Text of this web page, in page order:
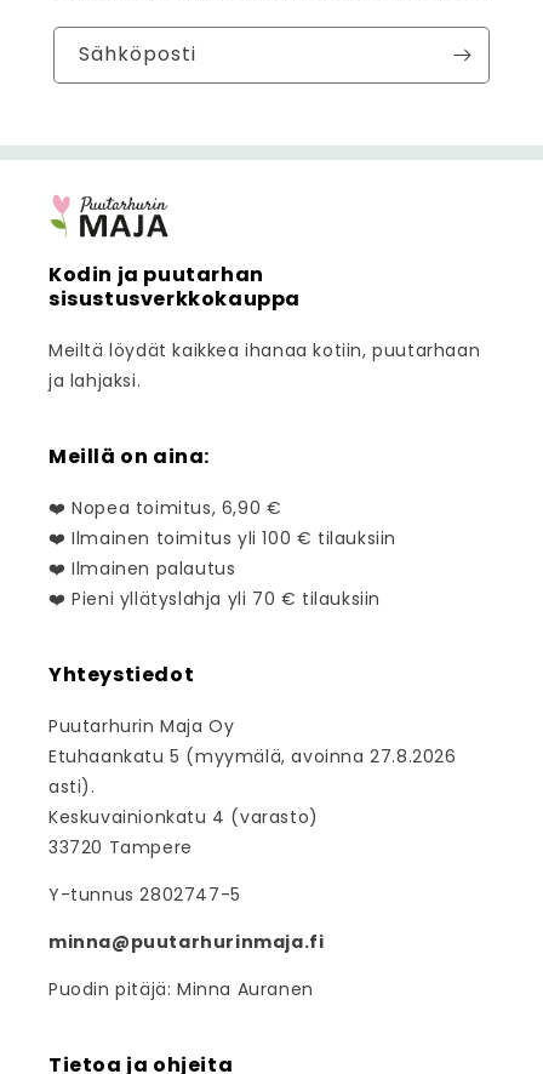
Sähköposti
Kodin ja puutarhan
sisustusverkkokauppa
Meiltä löydät kaikkea ihanaa kotiin, puutarhaan
ja lahjaksi.
Meillä on aina:
❤️ Nopea toimitus, 6,90 €
❤️ Ilmainen toimitus yli 100 € tilauksiin
❤️ Ilmainen palautus
❤️ Pieni yllätyslahja yli 70 € tilauksiin
Yhteystiedot
Puutarhurin Maja Oy
Etuhaankatu 5 (myymälä, avoinna 27.8.2026
asti).
Keskuvainionkatu 4 (varasto)
33720 Tampere
Y-tunnus 2802747-5
minna@puutarhurinmaja.fi
Puodin pitäjä: Minna Auranen
Tietoa ja ohjeita